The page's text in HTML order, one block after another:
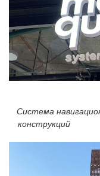
Система
конструкций